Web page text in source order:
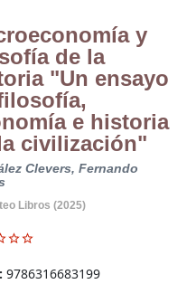
y
de la
"Un ensayo
e historia
civilización"
Clevers, Fernando
Libros (2025)
9786316683199